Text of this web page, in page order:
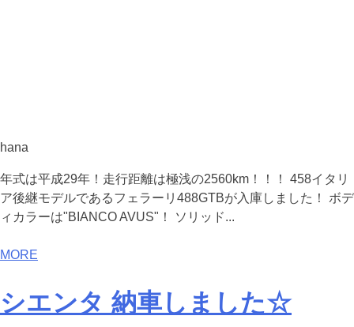
hana
年式は平成29年！走行距離は極浅の2560km！！！ 458イタリ
ア後継モデルであるフェラーリ488GTBが入庫しました！ ボデ
ィカラーは"BIANCO AVUS"！ ソリッド...
MORE
シエンタ 納車しました☆